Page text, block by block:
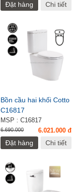
Đặt hàng Chi tiết
Bồn cầu hai khối Cotto
C16817
MSP : C16817
6.690.000 6.021.000 đ
Đặt hàng Chi tiết